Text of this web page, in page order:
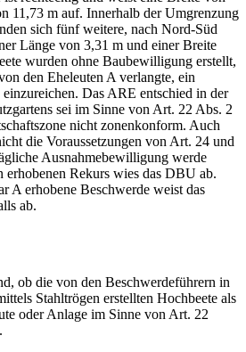
11,73 m auf. Innerhalb der Umgrenzung
sich fünf weitere, nach Nord-Süd
Länge von 3,31 m und einer Breite
wurden ohne Baubewilligung erstellt,
den Eheleuten A verlangte, ein
Das ARE entschied in der
sei im Sinne von Art. 22 Abs. 2
nicht zonenkonform. Auch
die Voraussetzungen von Art. 24 und
Ausnahmebewilligung werde
erhobenen Rekurs wies das DBU ab.
A erhobene Beschwerde weist das
ab.
ob die von den Beschwerdeführern in
Stahltrögen erstellten Hochbeete als
oder Anlage im Sinne von Art. 22